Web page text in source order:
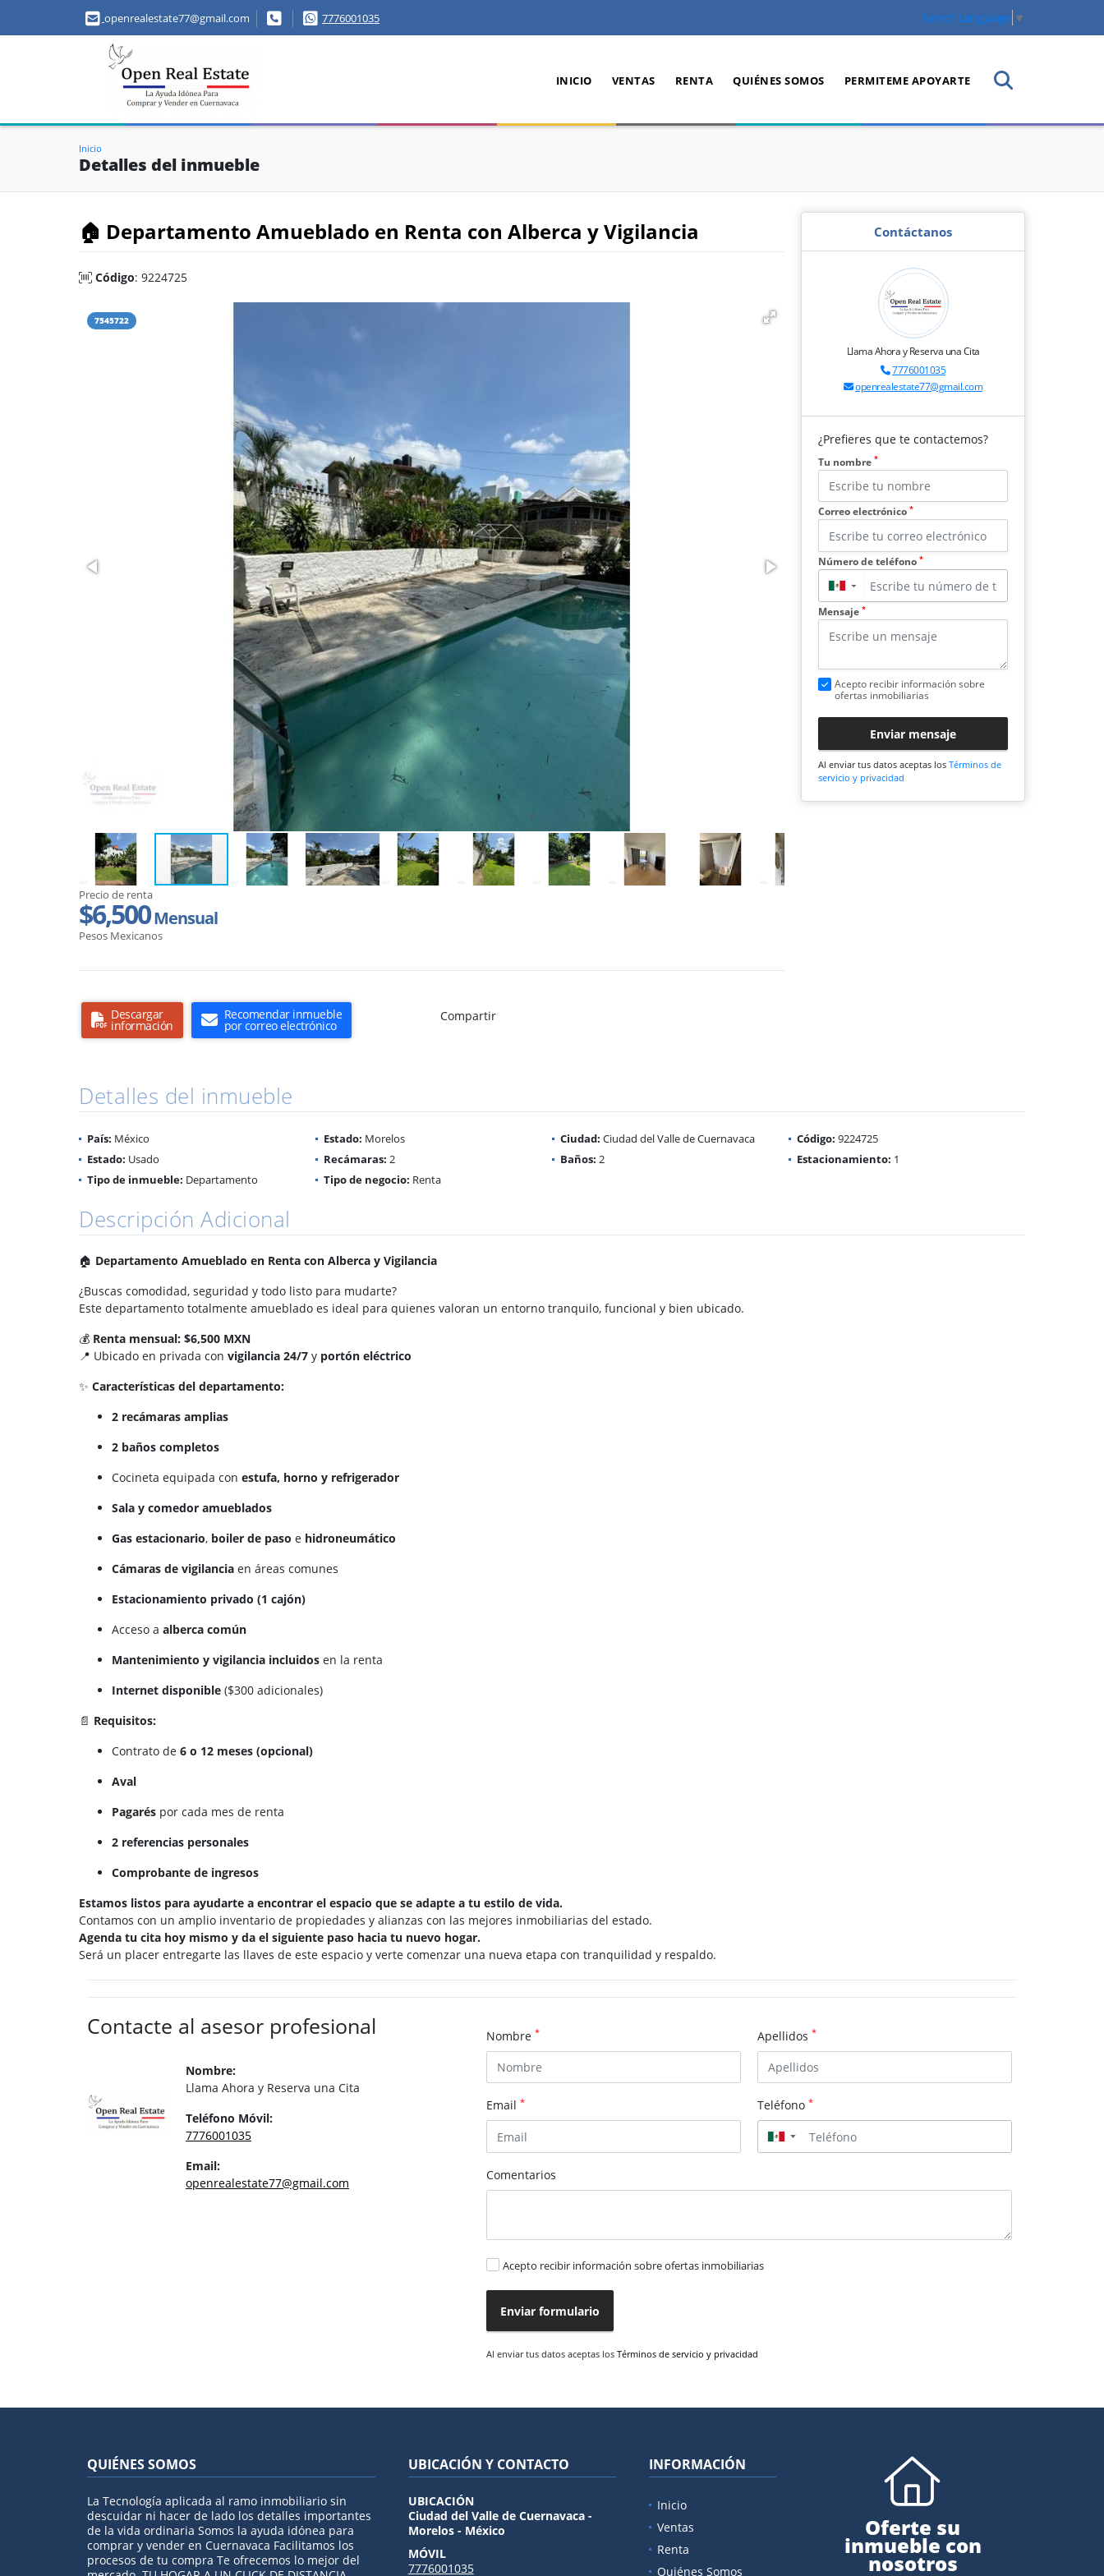
openrealestate77@gmail.com 7776001035 Select Language ▼
INICIO VENTAS RENTA QUIÉNES SOMOS PERMITEME APOYARTE
Inicio
Detalles del inmueble
🏠 Departamento Amueblado en Renta con Alberca y Vigilancia
Código: 9224725
7545722
Precio de renta
$6,500Mensual
Pesos Mexicanos
Descargar
información
Recomendar inmueble
por correo electrónico
Compartir
Contáctanos
Llama Ahora y Reserva una Cita
7776001035
openrealestate77@gmail.com
¿Prefieres que te contactemos?
Tu nombre *
Correo electrónico *
Número de teléfono *
▼
Mensaje *
Acepto recibir información sobre
ofertas inmobiliarias
Enviar mensaje
Al enviar tus datos aceptas los Términos de
servicio y privacidad
Detalles del inmueble
País: México Estado: Morelos Ciudad: Ciudad del Valle de Cuernavaca Código: 9224725
Estado: Usado Recámaras: 2 Baños: 2 Estacionamiento: 1
Tipo de inmueble: Departamento Tipo de negocio: Renta
Descripción Adicional
🏠 Departamento Amueblado en Renta con Alberca y Vigilancia
¿Buscas comodidad, seguridad y todo listo para mudarte?
Este departamento totalmente amueblado es ideal para quienes valoran un entorno tranquilo, funcional y bien ubicado.
💰 Renta mensual: $6,500 MXN
📍 Ubicado en privada con vigilancia 24/7 y portón eléctrico
✨ Características del departamento:
2 recámaras amplias
2 baños completos
Cocineta equipada con estufa, horno y refrigerador
Sala y comedor amueblados
Gas estacionario, boiler de paso e hidroneumático
Cámaras de vigilancia en áreas comunes
Estacionamiento privado (1 cajón)
Acceso a alberca común
Mantenimiento y vigilancia incluidos en la renta
Internet disponible ($300 adicionales)
📄 Requisitos:
Contrato de 6 o 12 meses (opcional)
Aval
Pagarés por cada mes de renta
2 referencias personales
Comprobante de ingresos
Estamos listos para ayudarte a encontrar el espacio que se adapte a tu estilo de vida.
Contamos con un amplio inventario de propiedades y alianzas con las mejores inmobiliarias del estado.
Agenda tu cita hoy mismo y da el siguiente paso hacia tu nuevo hogar.
Será un placer entregarte las llaves de este espacio y verte comenzar una nueva etapa con tranquilidad y respaldo.
Contacte al asesor profesional
Nombre:
Llama Ahora y Reserva una Cita
Teléfono Móvil:
7776001035
Email:
openrealestate77@gmail.com
Nombre * Apellidos *
Email * Teléfono *
▼
Comentarios
Acepto recibir información sobre ofertas inmobiliarias
Enviar formulario
Al enviar tus datos aceptas los Términos de servicio y privacidad
QUIÉNES SOMOS
La Tecnología aplicada al ramo inmobiliario sin
descuidar ni hacer de lado los detalles importantes
de la vida ordinaria Somos la ayuda idónea para
comprar y vender en Cuernavaca Facilitamos los
procesos de tu compra Te ofrecemos lo mejor del
UBICACIÓN Y CONTACTO
UBICACIÓN
Ciudad del Valle de Cuernavaca -
Morelos - México
MÓVIL
7776001035
INFORMACIÓN
Inicio
Ventas
Renta
Quiénes Somos
Oferte su
inmueble con
nosotros